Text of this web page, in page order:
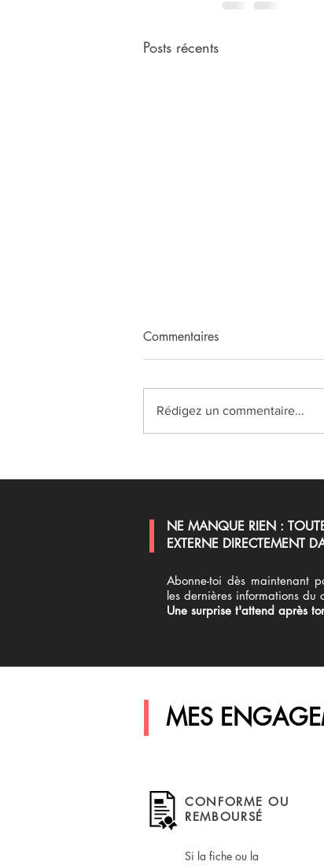
Posts récents
Externe 2025
Commentaires
Rédigez un commentaire...
NE MANQUE RIEN :
EXTERNE DIRECTEMENT
Abonne-toi dès maintenant
les dernières informations du
Une surprise t'attend après
MES
CONFORME OU
REMBOURSÉ
Si la fiche ou la